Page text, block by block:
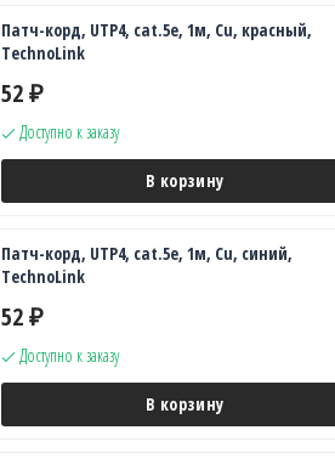
Патч-корд, UTP4, cat.5e, 1м, Сu, красный,
TechnoLink
52 ₽
Доступно к заказу
В корзину
Патч-корд, UTP4, cat.5e, 1м, Сu, синий,
TechnoLink
52 ₽
Доступно к заказу
В корзину